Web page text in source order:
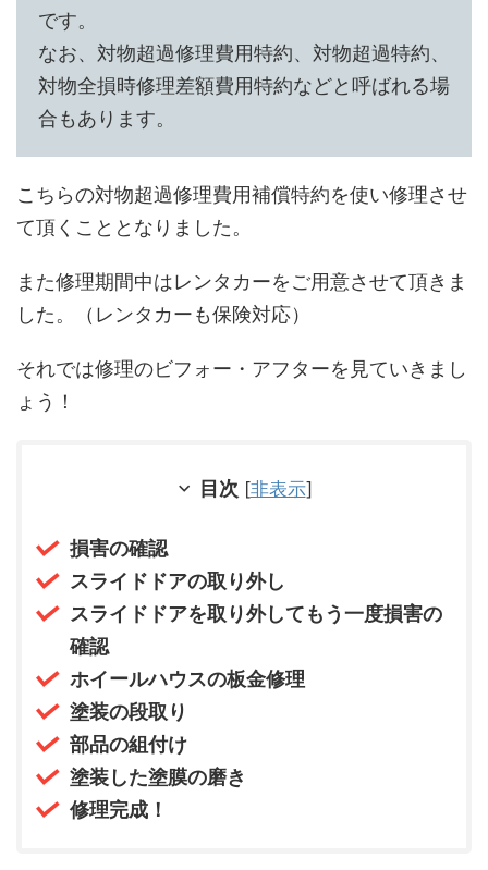
です。
なお、対物超過修理費用特約、対物超過特約、
対物全損時修理差額費用特約などと呼ばれる場
合もあります。
こちらの対物超過修理費用補償特約を使い修理させ
て頂くこととなりました。
また修理期間中はレンタカーをご用意させて頂きま
した。（レンタカーも保険対応）
それでは修理のビフォー・アフターを見ていきまし
ょう！
目次 [非表示]
損害の確認
スライドドアの取り外し
スライドドアを取り外してもう一度損害の
確認
ホイールハウスの板金修理
塗装の段取り
部品の組付け
塗装した塗膜の磨き
修理完成！